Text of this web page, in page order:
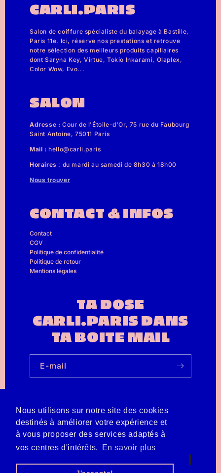
Nous utilisons sur notre site des cookies
destinés à améliorer votre expérience et
à vous proposer des services adaptés à
vos centres d'intérêts.
En savoir plus
CARLI.PARIS
Salon de coiffure spécialiste du balayage à Bastille,
Paris 11e. Ici, réserve nos prestations et retrouve
notre sélection des meilleurs produits capillaires
dont Saryna Key, Virtue, Tokio Inkarami, Olaplex,
Color Wow, Evo...
SALON
Adresse : Cour de l'Étoile-d'Or, 75 rue du Faubourg
Saint Antoine, 75011 Paris
Mail :hello@carli.paris
Horaires : du mardi au samedi de 8h30 à 18h00
Nous trouver
CONTACT & INFOS
Contact
CGV
Politique de confidentialité
Politique de retour
Mentions légales
TA DOSE
CARLI.PARIS DANS
TA BOITE MAIL
E-mail
Rejoins-nous sur les réseaux !
InstagramTikTok